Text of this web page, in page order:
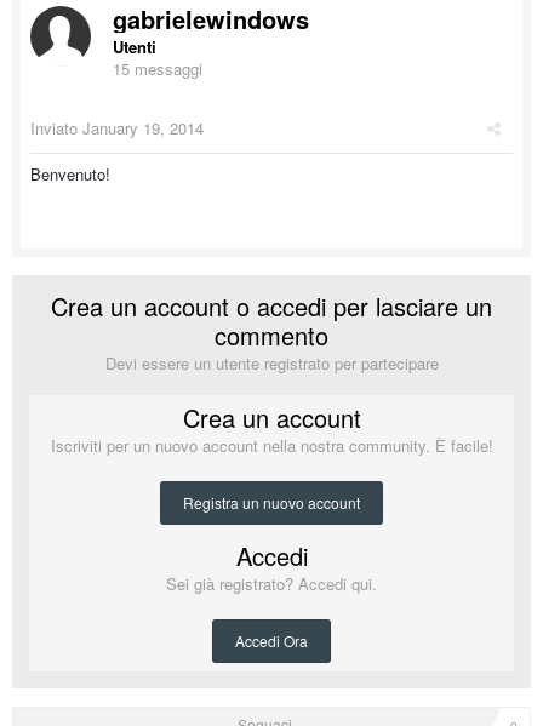
gabrielewindows
Utenti
15 messaggi
Inviato January 19, 2014
Benvenuto!
Crea un account o accedi per lasciare un
commento
Devi essere un utente registrato per partecipare
Crea un account
Iscriviti per un nuovo account nella nostra community. È facile!
Registra un nuovo account
Accedi
Sei già registrato? Accedi qui.
Accedi Ora